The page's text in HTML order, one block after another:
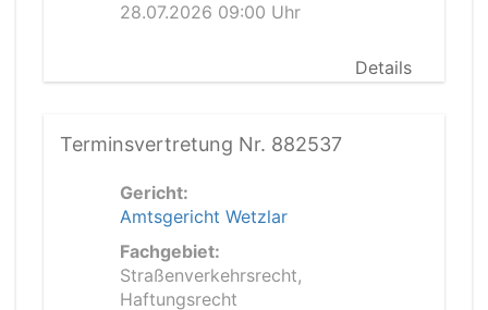
28.07.2026 09:00 Uhr
Details
Terminsvertretung Nr. 882537
Gericht:
Amtsgericht Wetzlar
Fachgebiet:
Straßenverkehrsrecht,
Haftungsrecht